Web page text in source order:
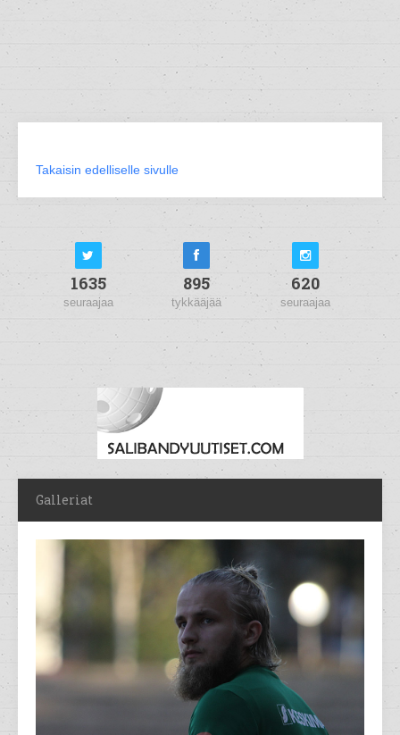
Takaisin edelliselle sivulle
1635
seuraajaa
895
tykkääjää
620
seuraajaa
Galleriat